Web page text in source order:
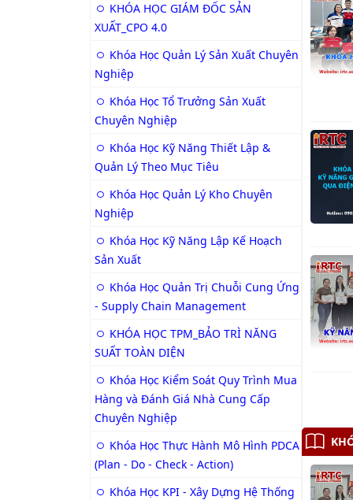
KHÓA HỌC GIÁM ĐỐC SẢN
XUẤT_CPO 4.0
Khóa Học Quản Lý Sản Xuất Chuyên
Nghiệp
Khóa Học Tổ Trưởng Sản Xuất
Chuyên Nghiệp
Khóa Học Kỹ Năng Thiết Lập &
Quản Lý Theo Mục Tiêu
Khóa Học Quản Lý Kho Chuyên
Nghiệp
Khóa Học Kỹ Năng Lập Kế Hoạch
Sản Xuất
Khóa Học Quản Trị Chuỗi Cung Ứng
- Supply Chain Management
KHÓA HỌC TPM_BẢO TRÌ NĂNG
SUẤT TOÀN DIỆN
Khóa Học Kiểm Soát Quy Trình Mua
Hàng và Đánh Giá Nhà Cung Cấp
Chuyên Nghiệp
Khóa Học Thực Hành Mô Hình PDCA
(Plan - Do - Check - Action)
Khóa Học KPI - Xây Dựng Hệ Thống